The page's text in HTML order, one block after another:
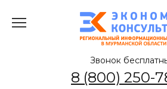
содержанию
Звонок
8 (800) 250-